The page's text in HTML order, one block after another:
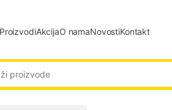
ProizvodiAkcijaO namaNovostiKontakt